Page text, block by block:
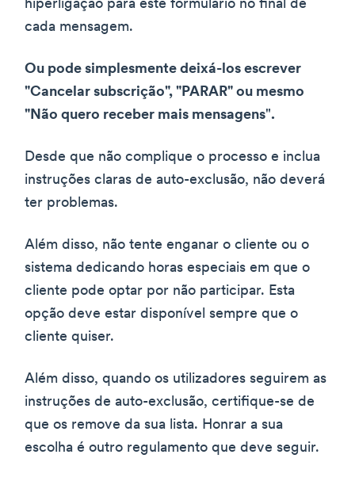
hiperligação para este formulário no final de
cada mensagem.
Ou pode simplesmente deixá-los escrever
"Cancelar subscrição", "PARAR" ou mesmo
"Não quero receber mais mensagens".
Desde que não complique o processo e inclua
instruções claras de auto-exclusão, não deverá
ter problemas.
Além disso, não tente enganar o cliente ou o
sistema dedicando horas especiais em que o
cliente pode optar por não participar. Esta
opção deve estar disponível sempre que o
cliente quiser.
Além disso, quando os utilizadores seguirem as
instruções de auto-exclusão, certifique-se de
que os remove da sua lista. Honrar a sua
escolha é outro regulamento que deve seguir.